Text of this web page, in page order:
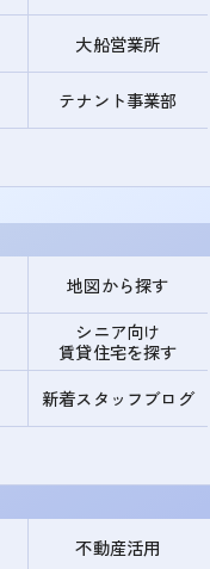
大船営業所
テナント事業部
地図から探す
シニア向け
賃貸住宅を探す
新着スタッフブログ
不動産活用